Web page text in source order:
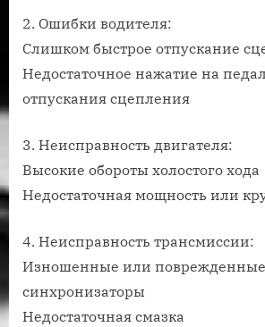
2. Ошибки водителя:
Слишком быстрое отпускание
Недостаточное нажатие на
отпускания сцепления
3. Неисправность двигателя:
Высокие обороты холостого хода
Недостаточная мощность или
4. Неисправность трансмиссии:
Изношенные или поврежденные
синхронизаторы
Недостаточная смазка